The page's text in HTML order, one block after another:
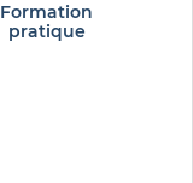
Formation
pratique